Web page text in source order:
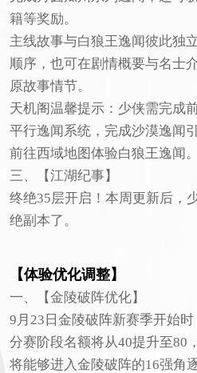
籍等奖励。
主线故事与白狼王逸闻彼此独
顺序，也可在剧情概要与名士
原故事情节。
天机阁温馨提示：少侠需完成
平行逸闻系统，完成沙漠逸闻
前往西域地图体验白狼王逸闻。
三、【江湖纪事】
终绝35层开启！本周更新后，
绝副本了。
【体验优化调整】
一、【金陵破阵优化】
9月23日金陵破阵新赛季开始
分赛阶段名额将从40提升至80
将能够进入金陵破阵的16强角逐